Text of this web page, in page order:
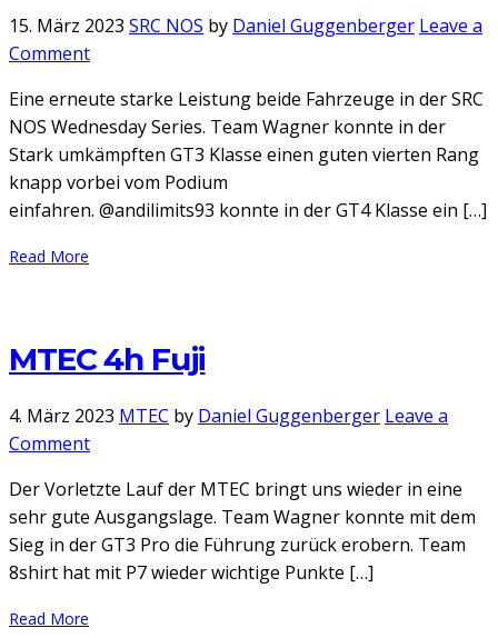
15. März 2023 SRC NOS by Daniel Guggenberger Leave a
Commenton
NOS
Lauf
5
Eine erneute starke Leistung beide Fahrzeuge in der SRC
NOS Wednesday Series. Team Wagner konnte in der
Stark umkämpften GT3 Klasse einen guten vierten Rang
knapp vorbei vom Podium
einfahren. @andilimits93 konnte in der GT4 Klasse ein […]
Read More
MTEC 4h Fuji
4. März 2023 MTEC by Daniel Guggenberger Leave a
Commenton
4h
Fuji
Der Vorletzte Lauf der MTEC bringt uns wieder in eine
sehr gute Ausgangslage. Team Wagner konnte mit dem
Sieg in der GT3 Pro die Führung zurück erobern. Team
8shirt hat mit P7 wieder wichtige Punkte […]
Read More